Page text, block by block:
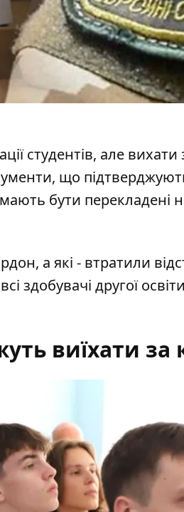
студентів, але вихати
що
бути перекладені
, а які - втратили
другої
виїхати за